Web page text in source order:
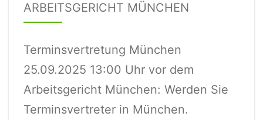
ARBEITSGERICHT MÜNCHEN
Terminsvertretung München
25.09.2025 13:00 Uhr vor dem
Arbeitsgericht München: Werden Sie
Terminsvertreter in München.